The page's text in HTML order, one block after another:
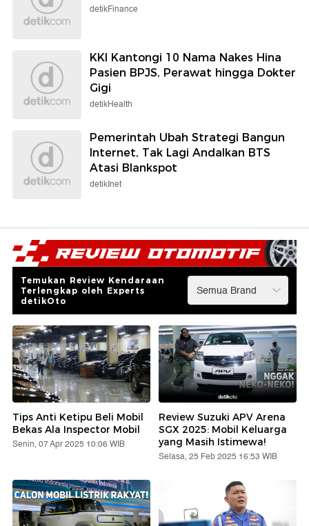
detikFinance
KKI Kantongi 10 Nama Nakes Hina
Pasien BPJS, Perawat hingga Dokter
Gigi
detikHealth
Pemerintah Ubah Strategi Bangun
Internet, Tak Lagi Andalkan BTS
Atasi Blankspot
detikInet
Temukan Review Kendaraan
Terlengkap oleh Experts
detikOto
Tips Anti Ketipu Beli Mobil
Bekas Ala Inspector Mobil
Senin, 07 Apr 2025 10:06 WIB
Review Suzuki APV Arena
SGX 2025: Mobil Keluarga
yang Masih Istimewa!
Selasa, 25 Feb 2025 16:53 WIB